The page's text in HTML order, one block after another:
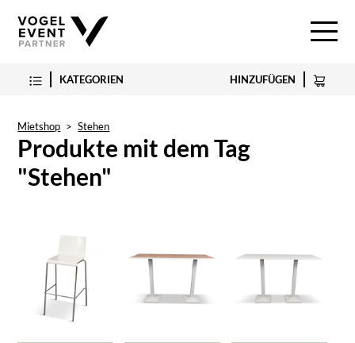
KATEGORIEN HINZUFÜGEN
Mietshop > Stehen
Produkte mit dem Tag
"Stehen"